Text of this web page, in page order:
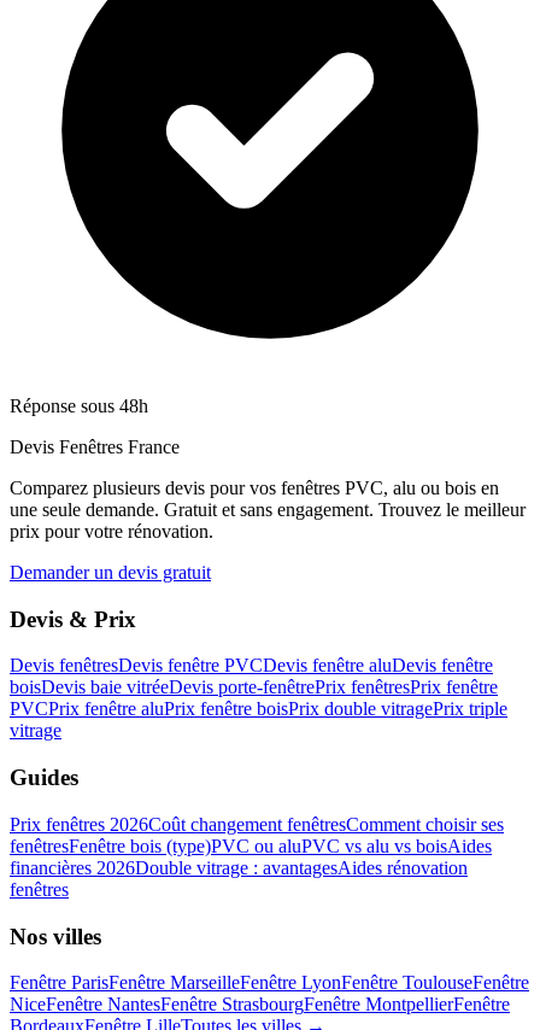
Réponse sous 48h
Devis Fenêtres France
Comparez plusieurs devis pour vos fenêtres PVC, alu ou bois en
une seule demande. Gratuit et sans engagement. Trouvez le meilleur
prix pour votre rénovation.
Demander un devis gratuit
Devis & Prix
Devis fenêtresDevis fenêtre PVCDevis fenêtre aluDevis fenêtre
boisDevis baie vitréeDevis porte-fenêtrePrix fenêtresPrix fenêtre
PVCPrix fenêtre aluPrix fenêtre boisPrix double vitragePrix triple
vitrage
Guides
Prix fenêtres 2026Coût changement fenêtresComment choisir ses
fenêtresFenêtre bois (type)PVC ou aluPVC vs alu vs boisAides
financières 2026Double vitrage : avantagesAides rénovation
fenêtres
Nos villes
Fenêtre ParisFenêtre MarseilleFenêtre LyonFenêtre ToulouseFenêtre
NiceFenêtre NantesFenêtre StrasbourgFenêtre MontpellierFenêtre